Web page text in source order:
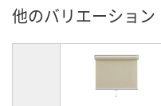
他のバリエーション